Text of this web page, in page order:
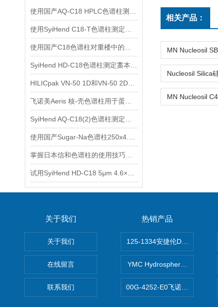
相关产品：
关于我们
关于我们
在线留言
联系我们
热销产品
125-1334安捷伦DB-624色谱
YMC Hydrosphere C18亲水
00G-4252-E0飞诺美Luna